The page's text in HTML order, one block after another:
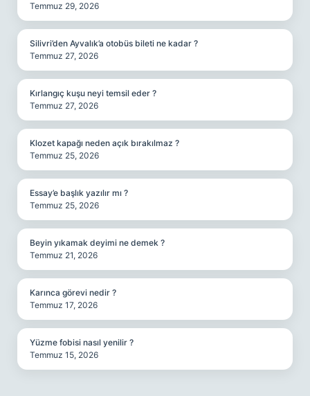
Temmuz 29, 2026
Silivri’den Ayvalık’a otobüs bileti ne kadar ?
Temmuz 27, 2026
Kırlangıç kuşu neyi temsil eder ?
Temmuz 27, 2026
Klozet kapağı neden açık bırakılmaz ?
Temmuz 25, 2026
Essay’e başlık yazılır mı ?
Temmuz 25, 2026
Beyin yıkamak deyimi ne demek ?
Temmuz 21, 2026
Karınca görevi nedir ?
Temmuz 17, 2026
Yüzme fobisi nasıl yenilir ?
Temmuz 15, 2026